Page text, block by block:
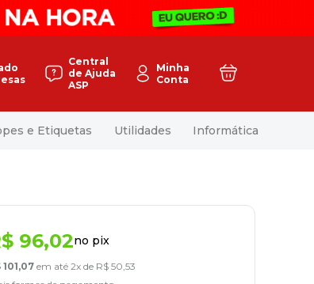
Central
de Ajuda
ASP
Minha
Conta
e Etiquetas Utilidades Informática
96,02no pix
101,07 em até2x de R$ 50 ,53